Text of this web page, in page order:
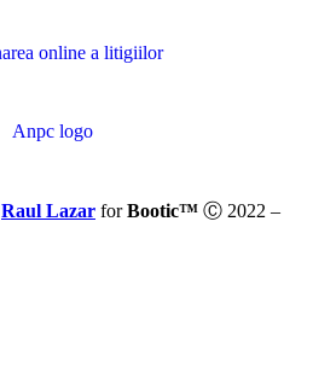
Raul Lazar forBootic™ Ⓒ 2022 –